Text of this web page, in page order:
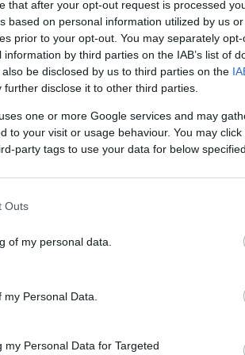
that after your opt-out request is processed
based on personal information utilized by us
prior to your opt-out. You may separately
by third parties on the IAB’s list of
be disclosed by us to third parties on the
further disclose it to other third parties.
one or more Google services and may
to your visit or usage behaviour. You may
party tags to use your data for below
Outs
of my personal data.
Personal Data.
Personal Data for Targeted
και οι δύο, έχασαν την ζωή τους
να αποφασίζει να μην
στο νοσοκομείο.Τελικά σε
γράφοντας τραγικές σελίδες στην
Πάτρα
κορωνοϊό. Συγκεκριμένα, θλίψη
ιερέα στην Παναγία
Ιωάννης Δημητρόπουλος, ο γιος
πολύ σοβαρή και τελικά δεν τα
στο νοσοκομείο του
έχει συγκλονίζει τον κόσμο της